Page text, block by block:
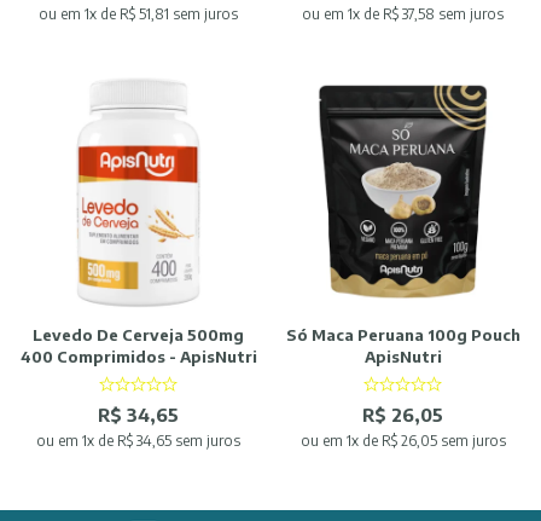
ou em 1x de R$ 51,81 sem juros ou em 1x de R$ 37,58 sem juros
Levedo De Cerveja 500mg
400 Comprimidos - ApisNutri
R$ 34,65
ou em 1x de R$ 34,65 sem juros
Só Maca Peruana 100g Pouch
ApisNutri
R$ 26,05
ou em 1x de R$ 26,05 sem juros